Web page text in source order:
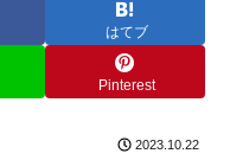
はてブ
Pinterest
2023.10.22